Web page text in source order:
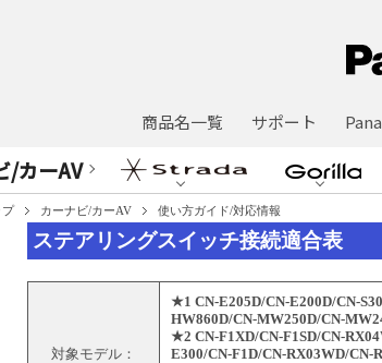
商品名一覧 サポート
/カーAV
プ カーナビ/カーAV 使い方ガイド/対応情報
ステアリングスイッチ接続適合表
対象モデル：
★1 CN-E205D/CN-E200D/CN-
HW860D/CN-MW250D/CN-
★2 CN-F1XD/CN-F1SD/CN-
E300/CN-F1D/CN-RX03WD/CN-